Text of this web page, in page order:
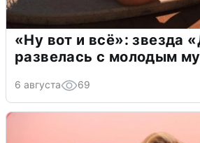
«Ну вот и всё»: звезда
развелась с молодым
6 августа 69